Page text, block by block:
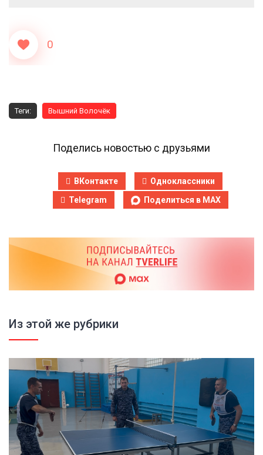
0
Теги: Вышний Волочёк
Поделись новостью с друзьями
ВКонтакте
Одноклассники
Telegram
Поделиться в MAX
Из этой же рубрики